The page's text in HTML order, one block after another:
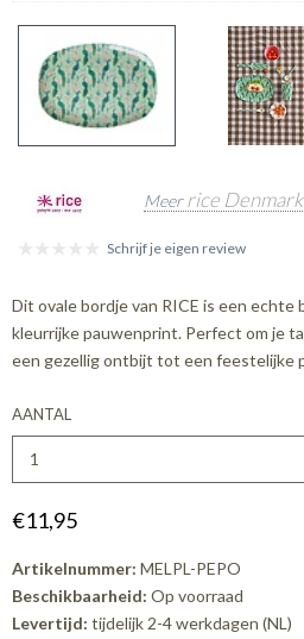
Meerrice Denmark
Schrijf je eigen review
Dit ovale bordje van RICE is een echte
kleurrijke pauwenprint. Perfect om je
een gezellig ontbijt tot een feestelijke
AANTAL
€11,95
Artikelnummer: MELPL-PEPO
Beschikbaarheid: Op voorraad
Levertijd: tijdelijk 2-4 werkdagen (NL)